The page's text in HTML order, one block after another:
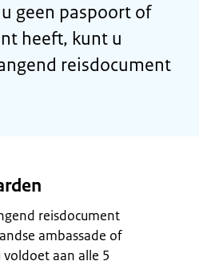
geen paspoort of
heeft, kunt u
reisdocument
reisdocument
ambassade of
aan alle 5